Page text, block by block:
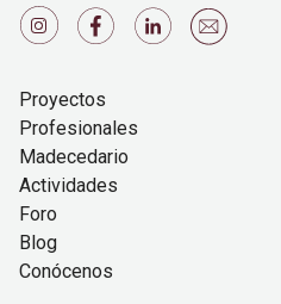
Proyectos
Profesionales
Madecedario
Actividades
Foro
Blog
Conócenos